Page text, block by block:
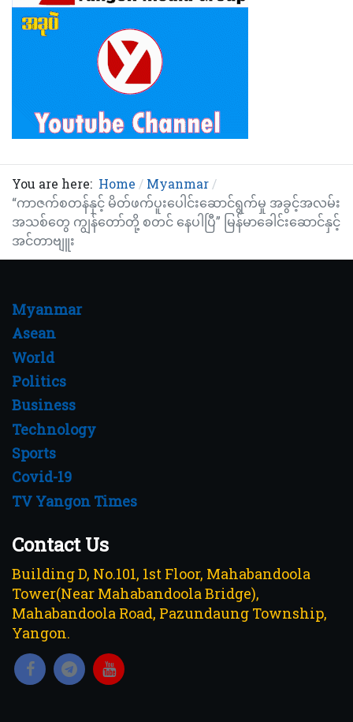
You are here: Home
Myanmar
“ကာဇက်စတန်နှင့် မိတ်ဖက်ပူးပေါင်းဆောင်ရွက်မှု အခွင့်အလမ်း
အသစ်တွေ ကျွန်တော်တို့ စတင် နေပါပြီ” မြန်မာခေါင်းဆောင်နှင့်
အင်တာဗျူး
Myanmar
Asean
World
Politics
Business
Technology
Sports
Covid-19
TV Yangon Times
Contact Us
Building D, No.101, 1st Floor, Mahabandoola
Tower(Near Mahabandoola Bridge),
Mahabandoola Road, Pazundaung Township,
Yangon.